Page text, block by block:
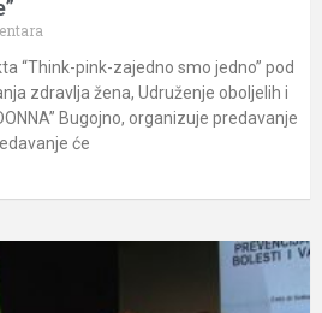
“Think-pink-zajedno smo jedno” pod
zdravlja žena, Udruženje oboljelih i
Bugojno, organizuje predavanje
će